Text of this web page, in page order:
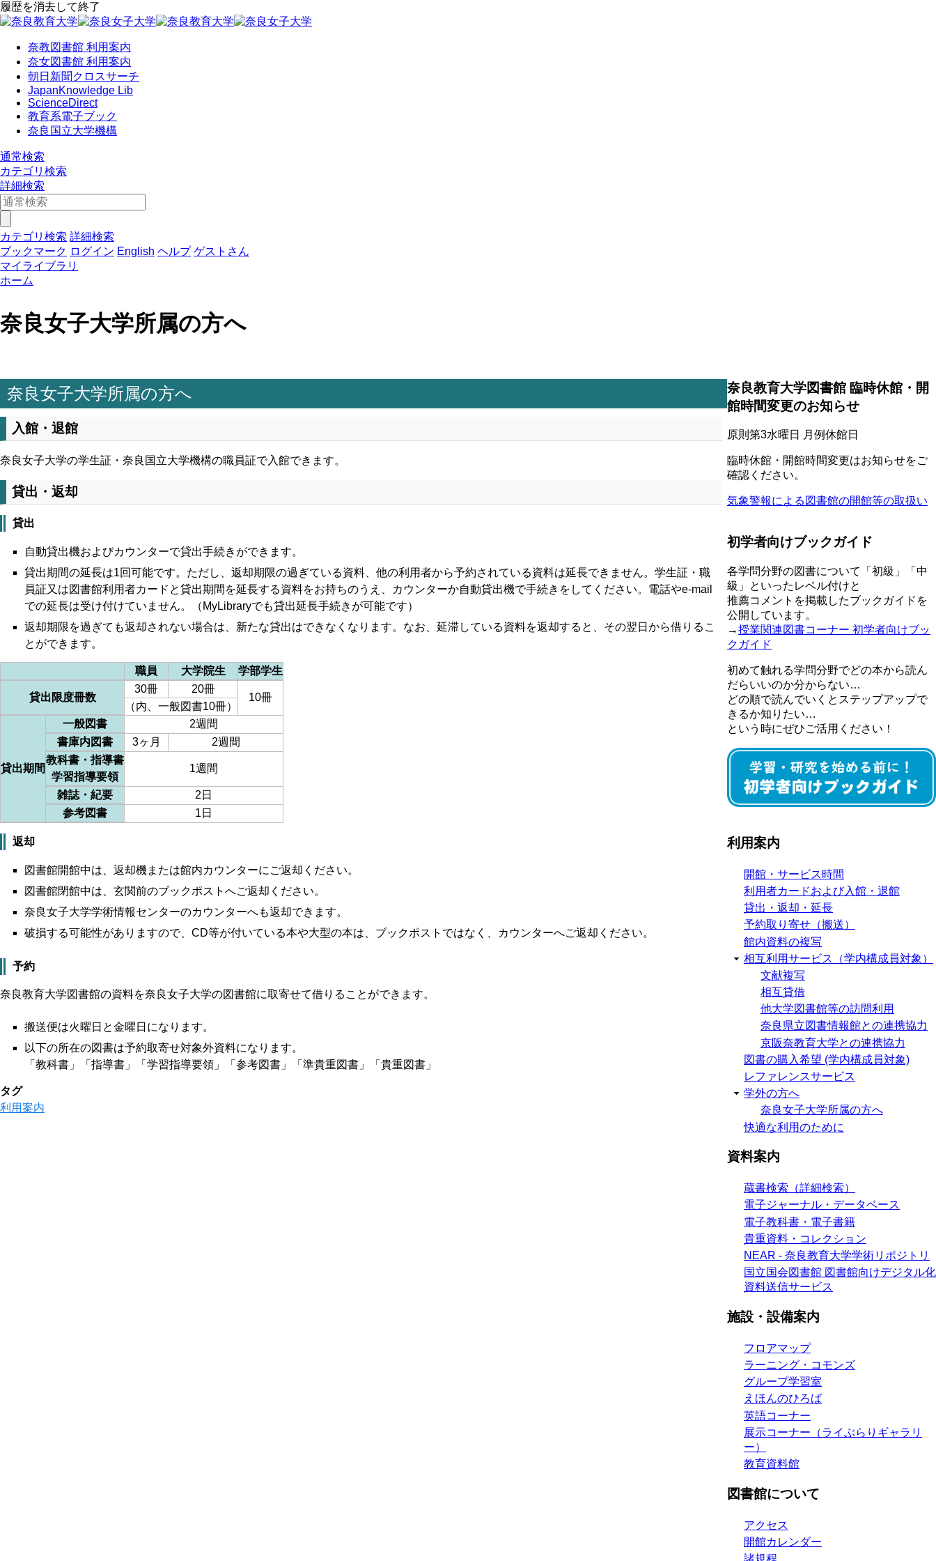
履歴を消去して終了
奈教図書館 利用案内
奈女図書館 利用案内
朝日新聞クロスサーチ
JapanKnowledge Lib
ScienceDirect
教育系電子ブック
奈良国立大学機構
通常検索
カテゴリ検索
詳細検索
カテゴリ検索 詳細検索
ブックマーク ログイン English ヘルプ ゲストさん
マイライブラリ
ホーム
奈良女子大学所属の方へ
奈良女子大学所属の方へ
入館・退館
奈良女子大学の学生証・奈良国立大学機構の職員証で入館できます。
貸出・返却
貸出
自動貸出機およびカウンターで貸出手続きができます。
貸出期間の延長は1回可能です。ただし、返却期限の過ぎている資料、他の利用者から予約されている資料は延長できません。学生証・職
員証又は図書館利用者カードと貸出期間を延長する資料をお持ちのうえ、カウンターか自動貸出機で手続きをしてください。電話やe-mail
での延長は受け付けていません。（MyLibraryでも貸出延長手続きが可能です）
返却期限を過ぎても返却されない場合は、新たな貸出はできなくなります。なお、延滞している資料を返却すると、その翌日から借りるこ
とができます。
職員 大学院生 学部学生
貸出限度冊数
30冊 20冊
10冊
（内、一般図書10冊）
貸出期間
一般図書
2週間
書庫内図書
3ヶ月
2週間
教科書・指導書
学習指導要領
1週間
雑誌・紀要
2日
参考図書
1日
返却
図書館開館中は、返却機または館内カウンターにご返却ください。
図書館閉館中は、玄関前のブックポストへご返却ください。
奈良女子大学学術情報センターのカウンターへも返却できます。
破損する可能性がありますので、CD等が付いている本や大型の本は、ブックポストではなく、カウンターへご返却ください。
予約
奈良教育大学図書館の資料を奈良女子大学の図書館に取寄せて借りることができます。
搬送便は火曜日と金曜日になります。
以下の所在の図書は予約取寄せ対象外資料になります。
「教科書」「指導書」「学習指導要領」「参考図書」「準貴重図書」「貴重図書」
タグ
利用案内
奈良教育大学図書館 臨時休館・開
館時間変更のお知らせ
原則第3水曜日 月例休館日
臨時休館・開館時間変更はお知らせをご
確認ください。
気象警報による図書館の開館等の取扱い
初学者向けブックガイド
各学問分野の図書について「初級」「中
級」といったレベル付けと
推薦コメントを掲載したブックガイドを
公開しています。
→授業関連図書コーナー 初学者向けブッ
クガイド
初めて触れる学問分野でどの本から読ん
だらいいのか分からない…
どの順で読んでいくとステップアップで
きるか知りたい…
という時にぜひご活用ください！
利用案内
開館・サービス時間
利用者カードおよび入館・退館
貸出・返却・延長
予約取り寄せ（搬送）
館内資料の複写
相互利用サービス（学内構成員対象）
文献複写
相互貸借
他大学図書館等の訪問利用
奈良県立図書情報館との連携協力
京阪奈教育大学との連携協力
図書の購入希望 (学内構成員対象)
レファレンスサービス
学外の方へ
奈良女子大学所属の方へ
快適な利用のために
資料案内
蔵書検索（詳細検索）
電子ジャーナル・データベース
電子教科書・電子書籍
貴重資料・コレクション
NEAR - 奈良教育大学学術リポジトリ
国立国会図書館 図書館向けデジタル化
資料送信サービス
施設・設備案内
フロアマップ
ラーニング・コモンズ
グループ学習室
えほんのひろば
英語コーナー
展示コーナー（ライぶらりギャラリ
ー）
教育資料館
図書館について
アクセス
開館カレンダー
諸規程